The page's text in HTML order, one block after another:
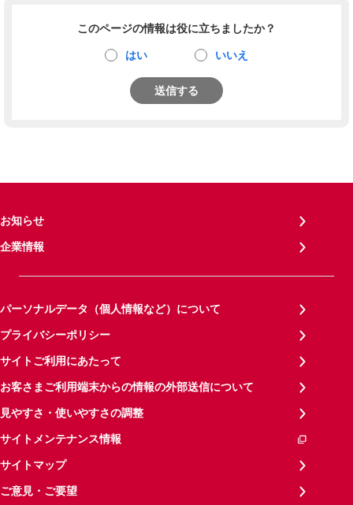
このページの情報は役に立ちましたか？
はい いいえ
送信する
お知らせ
企業情報
パーソナルデータ（個人情報など）について
プライバシーポリシー
サイトご利用にあたって
お客さまご利用端末からの情報の外部送信について
見やすさ・使いやすさの調整
サイトメンテナンス情報
サイトマップ
ご意見・ご要望